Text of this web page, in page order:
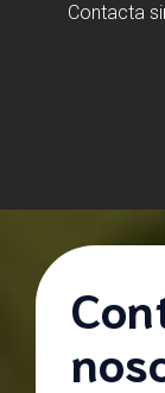
Contacta